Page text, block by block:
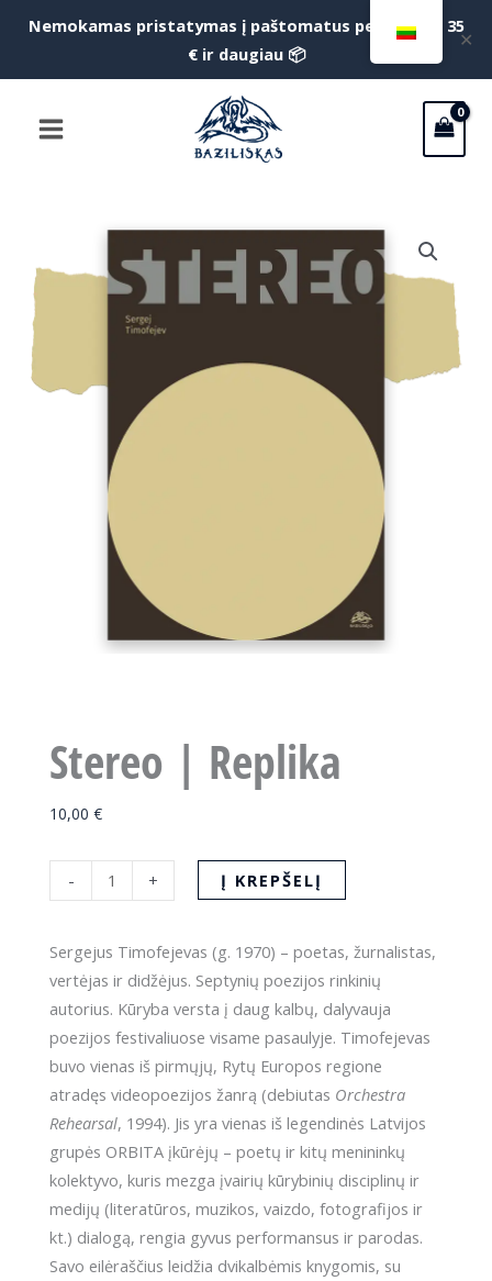
Nemokamas pristatymas į paštomatus perkant už 35
€ ir daugiau 📦
✕
Menu
Stereo | Replika
10,00 €
-
produkto
kiekis:
|
Replika
+ Į KREPŠELĮ
Sergejus Timofejevas (g. 1970) – poetas, žurnalistas,
vertėjas ir didžėjus. Septynių poezijos rinkinių
autorius. Kūryba versta į daug kalbų, dalyvauja
poezijos festivaliuose visame pasaulyje. Timofejevas
buvo vienas iš pirmųjų, Rytų Europos regione
atradęs videopoezijos žanrą (debiutas Orchestra
Rehearsal, 1994). Jis yra vienas iš legendinės Latvijos
grupės ORBITA įkūrėjų – poetų ir kitų menininkų
kolektyvo, kuris mezga įvairių kūrybinių disciplinų ir
medijų (literatūros, muzikos, vaizdo, fotografijos ir
kt.) dialogą, rengia gyvus performansus ir parodas.
Savo eilėraščius leidžia dvikalbėmis knygomis, su